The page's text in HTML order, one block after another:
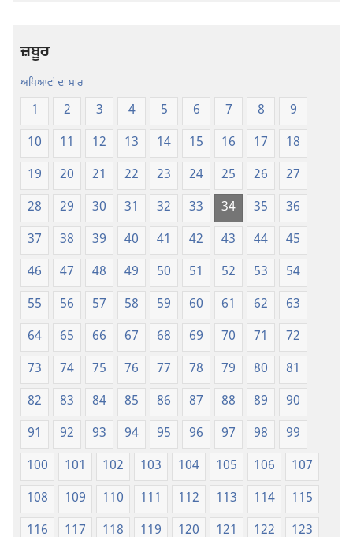
ਜ਼ਬੂਰ
ਅਧਿਆਵਾਂ ਦਾ ਸਾਰ
1 2 3 4 5 6 7 8
9
10
11 12 13 14 15 16 17
18
19
20 21 22 23 24 25 26
27
28
29 30 31 32 33 34 35
36
37
38 39 40 41 42 43 44
45
46
47 48 49 50 51 52 53
54
55
56 57 58 59 60 61 62
63
64
65 66 67 68 69 70 71
72
73
74 75 76 77 78 79 80
81
82
83 84 85 86 87 88 89
90
91
92 93 94 95 96 97 98
99
100
101 102 103 104 105 106
107
108
109 110 111 112 113 114
115
116
117 118 119 120 121 122
123